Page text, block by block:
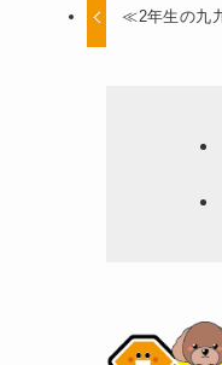
≪2年生の九